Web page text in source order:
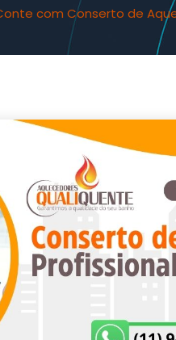
com Conserto de